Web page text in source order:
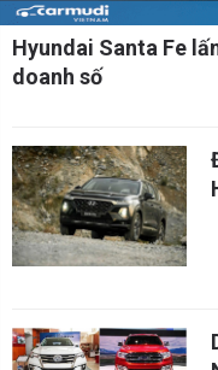
Hyundai Santa Fe
doanh số